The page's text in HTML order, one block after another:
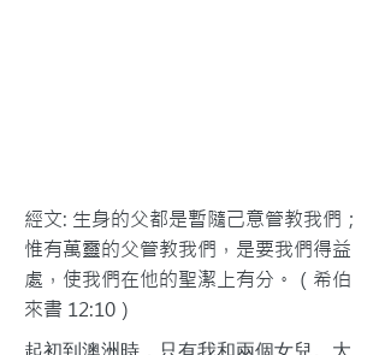
經文: 生身的父都是暫隨己意管教我們；
惟有萬靈的父管教我們，是要我們得益
處，使我們在他的聖潔上有分。（希伯
來書 12:10）